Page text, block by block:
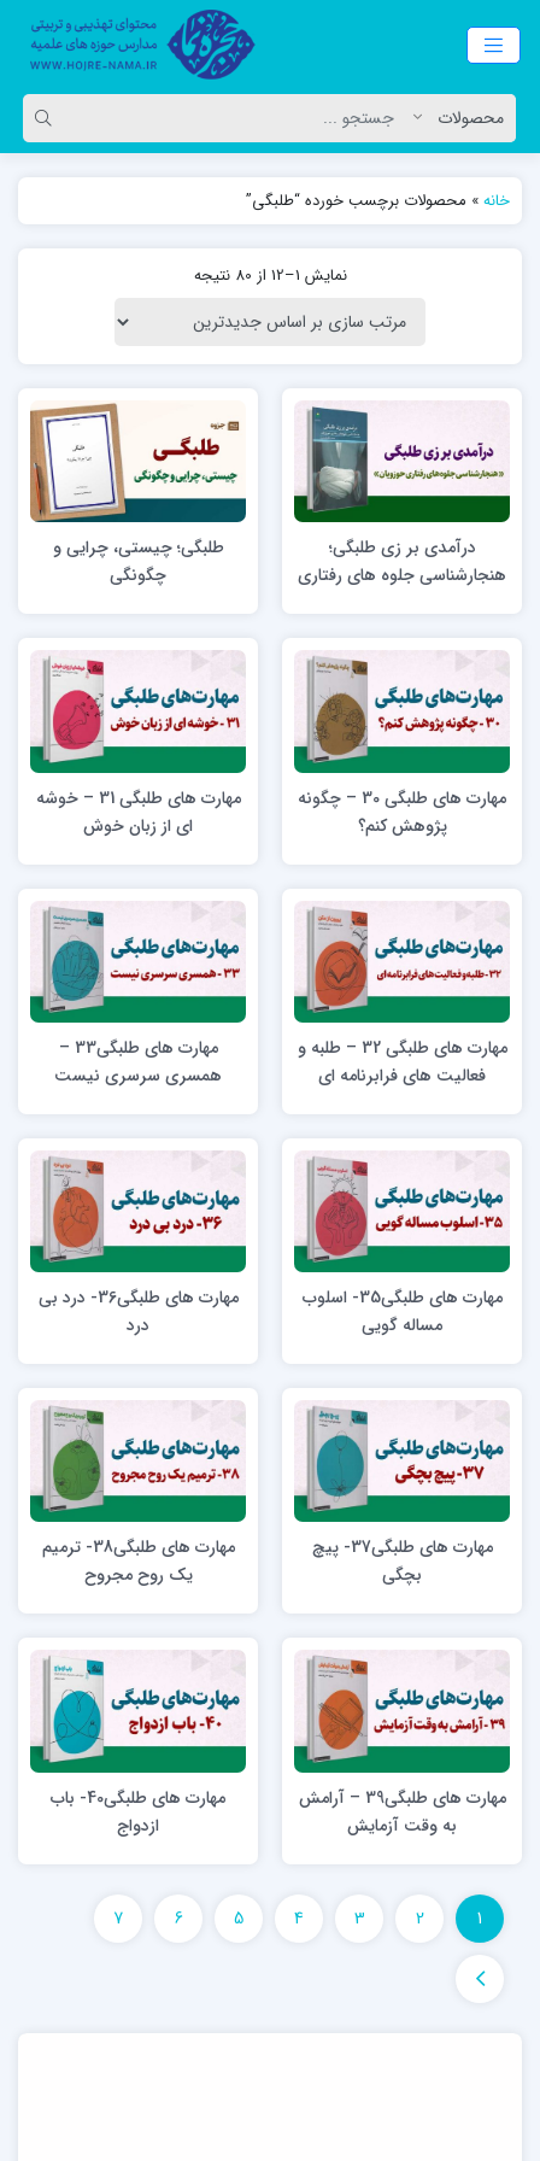
خانه» محصولات برچسب خورده “طلبگی”
نمایش 1–12 از 80 نتیجه
درآمدی بر زی طلبگی؛
هنجارشناسی جلوه‌ های رفتاری
طلبگی؛ چیستی، چرایی و
چگونگی
مهارت های طلبگی 30 – چگونه
پژوهش کنم؟
مهارت های طلبگی 31 – خوشه
ای از زبان خوش
مهارت‌ های طلبگی 32 – طلبه و
فعالیت های فرابرنامه ای
مهارت های طلبگی33 –
همسری سرسری نیست
مهارت های طلبگی35- اسلوب
مساله گویی
مهارت های طلبگی36- درد بی
درد
مهارت های طلبگی37- پیچ
بچگی
مهارت های طلبگی38- ترمیم
یک روح مجروح
مهارت های طلبگی39 – آرامش
به وقت آزمایش
مهارت های طلبگی40- باب
ازدواج
1
2
3
4
5
6
7